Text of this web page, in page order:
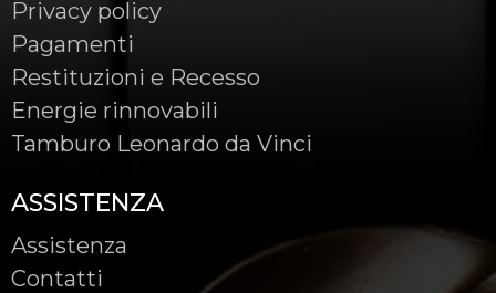
Privacy policy
Pagamenti
Restituzioni e Recesso
Energie rinnovabili
Tamburo Leonardo da Vinci
ASSISTENZA
Assistenza
Contatti